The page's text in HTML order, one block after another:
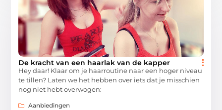
De kracht van een haarlak van de kapper
Hey daar! Klaar om je haarroutine naar een hoger niveau
te tillen? Laten we het hebben over iets dat je misschien
nog niet hebt overwogen:
Aanbiedingen